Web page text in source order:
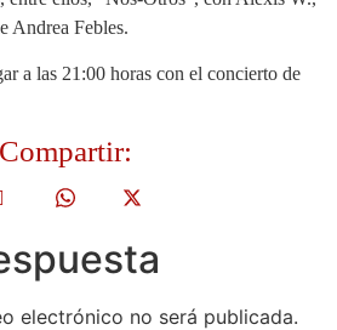
Andrea Febles.
a las 21:00 horas con el concierto de
Compartir:
electrónico no será publicada.